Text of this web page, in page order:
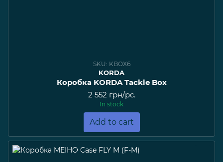
SKU: KBOX6
KORDA
Коробка KORDA Tackle Box
2 552 грн/pc.
In stock
Add to cart